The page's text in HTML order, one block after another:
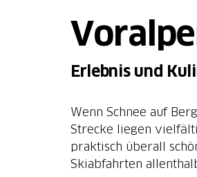
Erlebnis und
Wenn Schnee auf
Strecke liegen
praktisch überall
Skiabfahrten